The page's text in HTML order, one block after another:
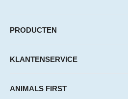
PRODUCTEN
KLANTENSERVICE
ANIMALS FIRST